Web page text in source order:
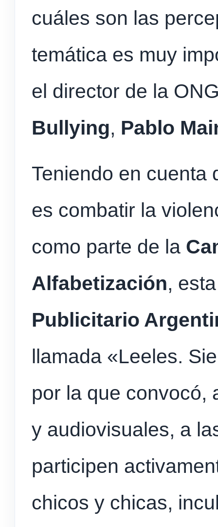
cuáles son las
temática es muy
el director de la
Bullying, Pablo
Teniendo en cuenta
es combatir la
como parte de la
Alfabetización,
Publicitario
llamada «Leeles.
por la que convocó,
y audiovisuales, a
participen
chicos y chicas,